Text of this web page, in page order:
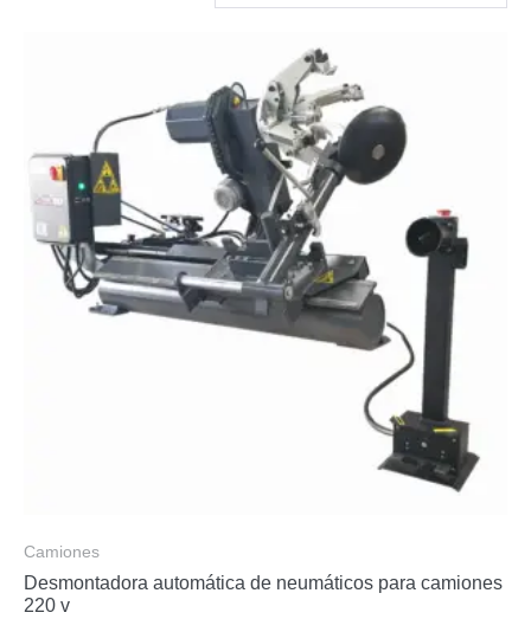
últimos
Camiones
Desmontadora automática de neumáticos para camiones
220 v